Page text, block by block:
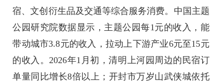
宿、文创衍生品及交通等综合服务消费。中国主题
公园研究院数据显示，主题公园每1元的收入，能
带动城市3.8元的收入，拉动上下游产业6元至15元
的收入。2026年1月初，清明上河园周边的民宿订
单量同比增长8倍以上；开封市万岁山武侠城依托